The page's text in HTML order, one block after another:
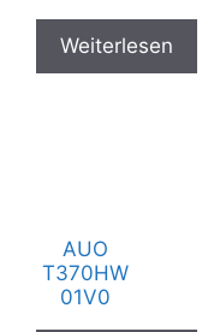
Weiterlesen
AUO
T370HW
01V0